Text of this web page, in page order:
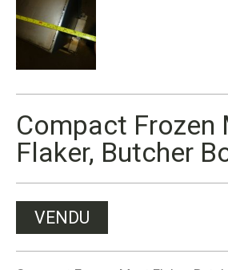
Compact Frozen
Flaker, Butcher
VENDU